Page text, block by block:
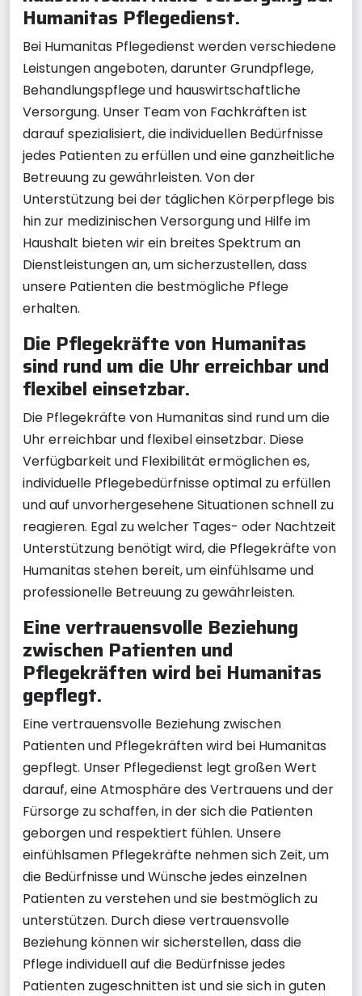
Humanitas Pflegedienst.
Bei Humanitas Pflegedienst werden verschiedene
Leistungen angeboten, darunter Grundpflege,
Behandlungspflege und hauswirtschaftliche
Versorgung. Unser Team von Fachkräften ist
darauf spezialisiert, die individuellen Bedürfnisse
jedes Patienten zu erfüllen und eine ganzheitliche
Betreuung zu gewährleisten. Von der
Unterstützung bei der täglichen Körperpflege bis
hin zur medizinischen Versorgung und Hilfe im
Haushalt bieten wir ein breites Spektrum an
Dienstleistungen an, um sicherzustellen, dass
unsere Patienten die bestmögliche Pflege
erhalten.
Die Pflegekräfte von Humanitas
sind rund um die Uhr erreichbar und
flexibel einsetzbar.
Die Pflegekräfte von Humanitas sind rund um die
Uhr erreichbar und flexibel einsetzbar. Diese
Verfügbarkeit und Flexibilität ermöglichen es,
individuelle Pflegebedürfnisse optimal zu erfüllen
und auf unvorhergesehene Situationen schnell zu
reagieren. Egal zu welcher Tages- oder Nachtzeit
Unterstützung benötigt wird, die Pflegekräfte von
Humanitas stehen bereit, um einfühlsame und
professionelle Betreuung zu gewährleisten.
Eine vertrauensvolle Beziehung
zwischen Patienten und
Pflegekräften wird bei Humanitas
gepflegt.
Eine vertrauensvolle Beziehung zwischen
Patienten und Pflegekräften wird bei Humanitas
gepflegt. Unser Pflegedienst legt großen Wert
darauf, eine Atmosphäre des Vertrauens und der
Fürsorge zu schaffen, in der sich die Patienten
geborgen und respektiert fühlen. Unsere
einfühlsamen Pflegekräfte nehmen sich Zeit, um
die Bedürfnisse und Wünsche jedes einzelnen
Patienten zu verstehen und sie bestmöglich zu
unterstützen. Durch diese vertrauensvolle
Beziehung können wir sicherstellen, dass die
Pflege individuell auf die Bedürfnisse jedes
Patienten zugeschnitten ist und sie sich in guten